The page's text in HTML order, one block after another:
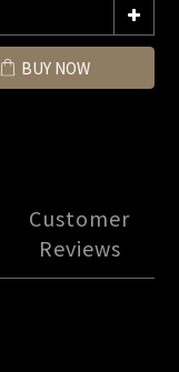
BUY NOW
Customer
Reviews